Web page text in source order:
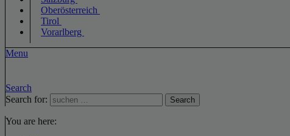
Oberösterreich
Tirol
Vorarlberg
Menu
Search
Search for:
Search
You are here: